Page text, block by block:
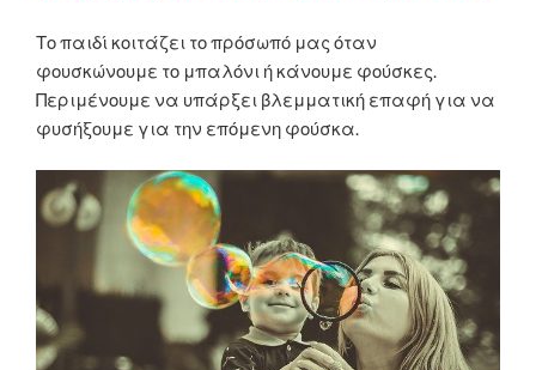
Το παιδί κοιτάζει το πρόσωπό μας όταν
φουσκώνουμε το μπαλόνι ή κάνουμε φούσκες.
Περιμένουμε να υπάρξει βλεμματική επαφή για να
φυσήξουμε για την επόμενη φούσκα.